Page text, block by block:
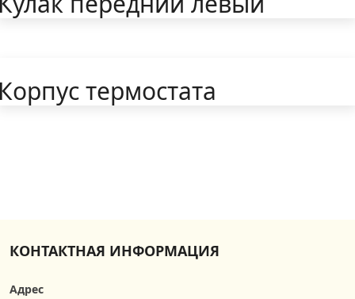
термостата
КОНТАКТНАЯ ИНФОРМАЦИЯ
Адрес